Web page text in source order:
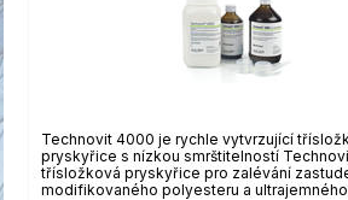
Technovit 4000 je rychle vytvrzující
pryskyřice s nízkou smrštitelností
třísložková pryskyřice pro zalévání
modifikovaného polyesteru a